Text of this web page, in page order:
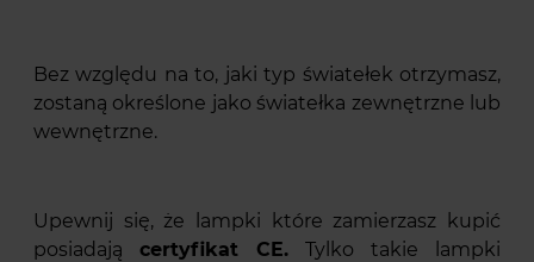
Bez względu na to, jaki typ światełek otrzymasz,
zostaną określone jako światełka zewnętrzne lub
wewnętrzne.
Upewnij się, że lampki które zamierzasz kupić
posiadają certyfikat CE. Tylko takie lampki